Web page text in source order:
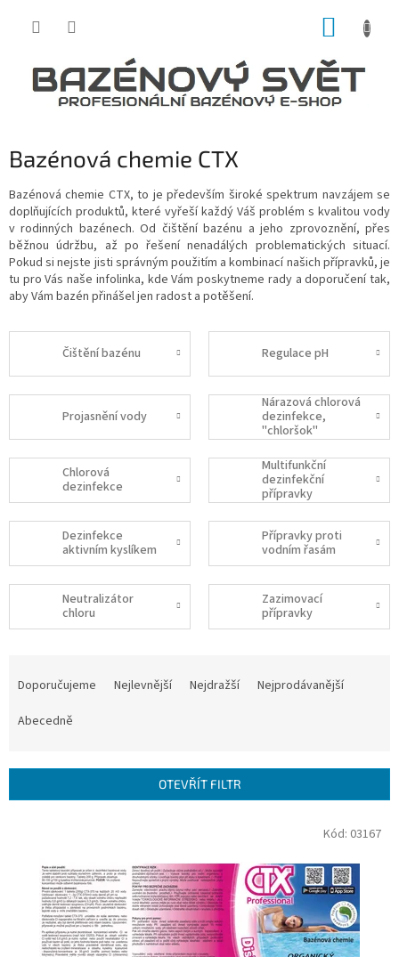
Bazénová chemie CTX
Bazénová chemie CTX, to je především široké spektrum navzájem se
doplňujících produktů, které vyřeší každý Váš problém s kvalitou vody
v rodinných bazénech. Od čištění bazénu a jeho zprovoznění, přes
běžnou údržbu, až po řešení nenadálých problematických situací.
Pokud si nejste jisti správným použitím a kombinací našich přípravků, je
tu pro Vás naše infolinka, kde Vám poskytneme rady a doporučení tak,
aby Vám bazén přinášel jen radost a potěšení.
Čištění bazénu Regulace pH
Projasnění vody
Nárazová chlorová
dezinfekce,
"chloršok"
Chlorová
dezinfekce
Multifunkční
dezinfekční
přípravky
Dezinfekce
aktivním kyslíkem
Přípravky proti
vodním řasám
Neutralizátor
chloru
Zazimovací
přípravky
r
Doporučujeme Nejlevnější Nejdražší
Nejprodávanější
Abecedně
OTEVŘÍT FILTR
Kód: 03167